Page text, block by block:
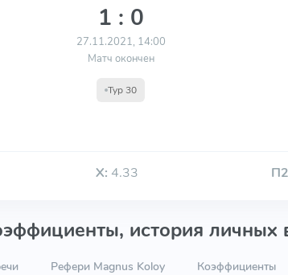
1 : 0
27.11.2021, 14:00
Матч окончен
Тур 30
Х: 4.33
история личных
Рефери Magnus Koloy Коэффициенты